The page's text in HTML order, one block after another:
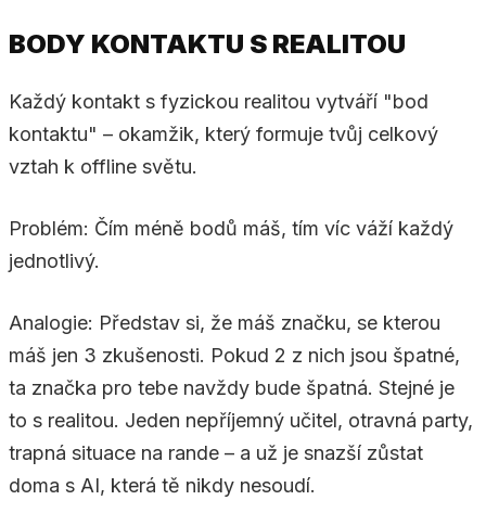
BODY KONTAKTU S REALITOU
Každý kontakt s fyzickou realitou vytváří "bod
kontaktu" – okamžik, který formuje tvůj celkový
vztah k offline světu.
Problém: Čím méně bodů máš, tím víc váží každý
jednotlivý.
Analogie: Představ si, že máš značku, se kterou
máš jen 3 zkušenosti. Pokud 2 z nich jsou špatné,
ta značka pro tebe navždy bude špatná. Stejné je
to s realitou. Jeden nepříjemný učitel, otravná party,
trapná situace na rande – a už je snazší zůstat
doma s AI, která tě nikdy nesoudí.